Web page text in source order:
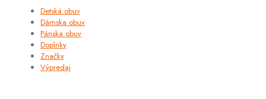
Detská obuv
Dámska obuv
Pánska obuv
Doplnky
Značky
Výpredaj